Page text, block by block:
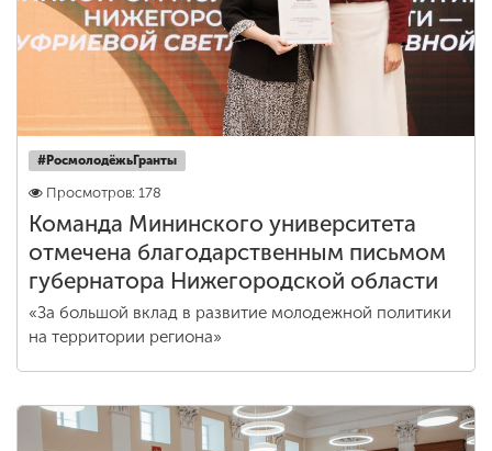
#РосмолодëжьГранты
Просмотров: 178
Команда Мининского университета
отмечена благодарственным письмом
губернатора Нижегородской области
«За большой вклад в развитие молодежной политики
на территории региона»